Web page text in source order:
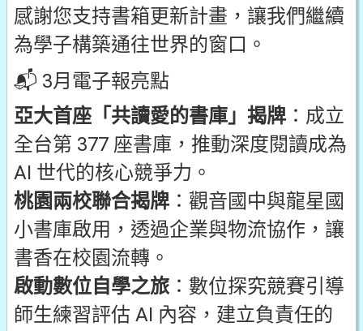
感謝您支持書箱更新計畫，讓我們繼續
為學子構築通往世界的窗口。
📬 3月電子報亮點
亞大首座「共讀愛的書庫」揭牌 ：成立
全台第 377 座書庫，推動深度閱讀成為
AI 世代的核心競爭力。
桃園兩校聯合揭牌 ：觀音國中與龍星國
小書庫啟用，透過企業與物流協作，讓
書香在校園流轉。
啟動數位自學之旅 ：數位探究競賽引導
師生練習評估 AI 內容，建立負責任的